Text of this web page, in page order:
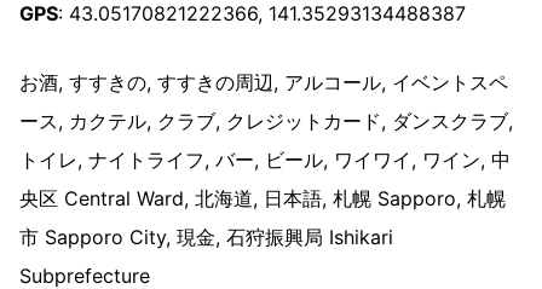
GPS: 43.05170821222366, 141.35293134488387
お酒, すすきの, すすきの周辺, アルコール, イベントスペ
ース, カクテル, クラブ, クレジットカード, ダンスクラブ,
トイレ, ナイトライフ, バー, ビール, ワイワイ, ワイン, 中
央区 Central Ward, 北海道, 日本語, 札幌 Sapporo, 札幌
市 Sapporo City, 現金, 石狩振興局 Ishikari
Subprefecture